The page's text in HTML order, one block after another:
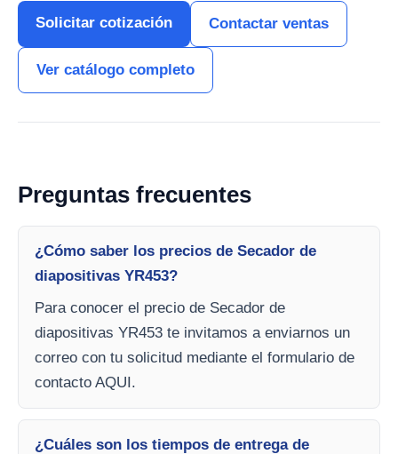
Solicitar cotización Contactar ventas
Ver catálogo completo
Preguntas frecuentes
¿Cómo saber los precios de Secador de
diapositivas YR453?
Para conocer el precio de Secador de
diapositivas YR453 te invitamos a enviarnos un
correo con tu solicitud mediante el formulario de
contacto AQUI.
¿Cuáles son los tiempos de entrega de